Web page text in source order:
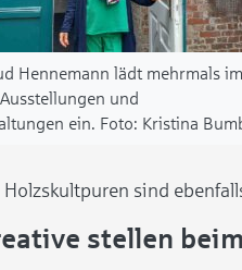
Hennemann lädt mehrmals im
und
ein.
Kristina
sind
stellen